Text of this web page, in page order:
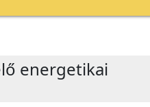
energetikai